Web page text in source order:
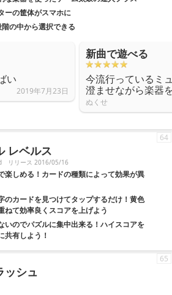
ーの筐体がスマホに
の中から選択できる
い
2019年7月23日
新曲で遊べる
今流行っているミ
澄ませながら楽器
ぬくせ
レベルス
リリース 2016/05/16
楽しめる！カードの種類によって効果が異
のカードを見つけてタップするだけ！黄色
ねて効率良くスコアを上げよう
いのでパズルに集中出来る！ハイスコアを
共有しよう！
64
ッシュ
65